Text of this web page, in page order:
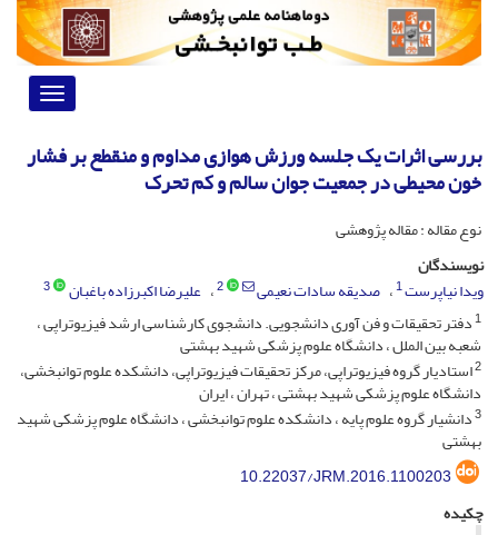
Toggle
بررسی اثرات یک جلسه ورزش هوازی مداوم و منقطع بر فشار
خون محیطی در جمعیت جوان سالم و کم تحرک
نوع مقاله : مقاله پژوهشی
نویسندگان
ویدا نیاپرست1 صدیقه سادات نعیمی 2 علیرضا اکبرزاده باغبان
3
1دفتر تحقیقات و فن آوری دانشجویی. دانشجوی کارشناسی ارشد فیزیوتراپی ،
شعبه بین الملل ، دانشگاه علوم پزشکی شهید بهشتی
2استادیار گروه فیزیوتراپی، مرکز تحقیقات فیزیوتراپی، دانشکده علوم توانبخشی،
دانشگاه علوم پزشکی شهید بهشتی ، تهران ، ایران
3دانشیار گروه علوم پایه ، دانشکده علوم توانبخشی ، دانشگاه علوم پزشکی شهید
بهشتی
10.22037/JRM.2016.1100203
چکیده